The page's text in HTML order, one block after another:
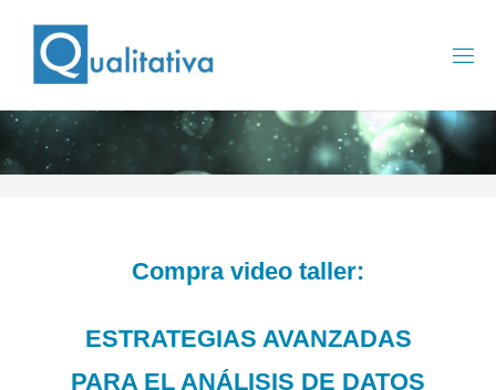
contenido
Compra video taller:
ESTRATEGIAS AVANZADAS
PARA EL ANÁLISIS DE DATOS